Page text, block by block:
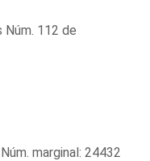
Núm. 112 de
marginal: 24432